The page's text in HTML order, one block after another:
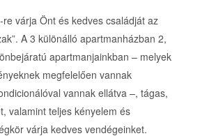
várja Önt és kedves családját az
A 3 különálló apartmanházban 2,
apartmanjainkban – melyek
megfelelően vannak
vannak ellátva –, tágas,
valamint teljes kényelem és
várja kedves vendégeinket.